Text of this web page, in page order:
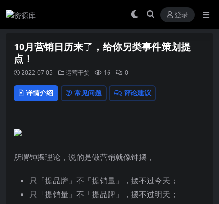
登录
10月营销日历来了，给你另类事件策划提
点！
2022-07-05 运营干货 16 0
详情介绍 常见问题 评论建议
所谓钟摆理论，说的是做营销就像钟摆，
只「提品牌」不「提销量」，摆不过今天；
只「提销量」不「提品牌」，摆不过明天；